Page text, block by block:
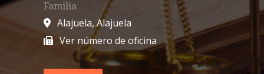
Familia
Alajuela, Alajuela
Ver número de oficina